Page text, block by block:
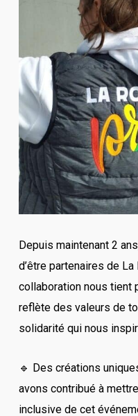
Depuis maintenant 2
d’être partenaires de
collaboration nous tient
reflète des valeurs de
solidarité qui nous
🔹 Des créations
avons contribué à
inclusive de cet